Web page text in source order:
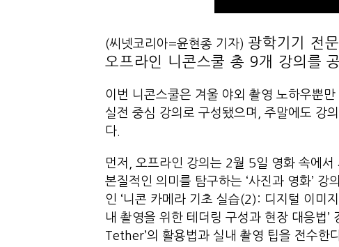
(씨넷코리아=윤현종 기자) 광학기기 전
오프라인 니콘스쿨 총 9개 강의를
이번 니콘스쿨은 겨울 야외 촬영 노하우뿐
실전 중심 강의로 구성됐으며, 주말에도 강
다.
먼저, 오프라인 강의는 2월 5일 영화 속에
본질적인 의미를 탐구하는 ‘사진과 영화’
인 ‘니콘 카메라 기초 실습(2): 디지털 이미
내 촬영을 위한 테더링 구성과 현장 대응법’
Tether’의 활용법과 실내 촬영 팁을 전수한